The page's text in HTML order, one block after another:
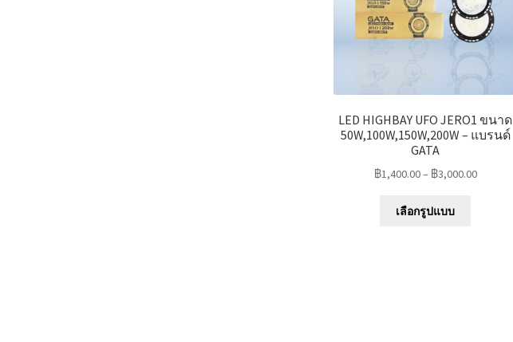
LED HIGHBAY UFO JERO1 ขนาด
50W,100W,150W,200W – แบรนด์
GATA
฿1,400.00– ฿3,000.00
เลือกรูปแบบ